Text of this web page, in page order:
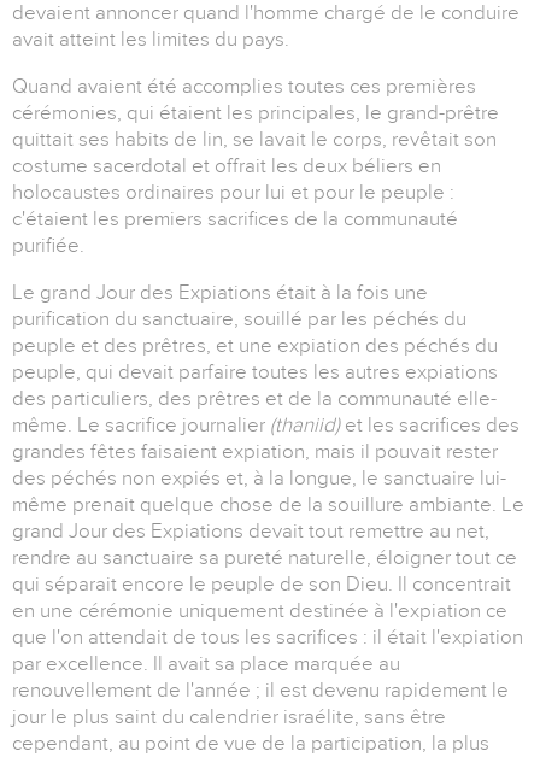
devaient annoncer quand l'homme chargé de le conduire
avait atteint les limites du pays.
Quand avaient été accomplies toutes ces premières
cérémonies, qui étaient les principales, le grand-prêtre
quittait ses habits de lin, se lavait le corps, revêtait son
costume sacerdotal et offrait les deux béliers en
holocaustes ordinaires pour lui et pour le peuple :
c'étaient les premiers sacrifices de la communauté
purifiée.
Le grand Jour des Expiations était à la fois une
purification du sanctuaire, souillé par les péchés du
peuple et des prêtres, et une expiation des péchés du
peuple, qui devait parfaire toutes les autres expiations
des particuliers, des prêtres et de la communauté elle-
même. Le sacrifice journalier (thaniid) et les sacrifices des
grandes fêtes faisaient expiation, mais il pouvait rester
des péchés non expiés et, à la longue, le sanctuaire lui-
même prenait quelque chose de la souillure ambiante. Le
grand Jour des Expiations devait tout remettre au net,
rendre au sanctuaire sa pureté naturelle, éloigner tout ce
qui séparait encore le peuple de son Dieu. Il concentrait
en une cérémonie uniquement destinée à l'expiation ce
que l'on attendait de tous les sacrifices : il était l'expiation
par excellence. Il avait sa place marquée au
renouvellement de l'année ; il est devenu rapidement le
jour le plus saint du calendrier israélite, sans être
cependant, au point de vue de la participation, la plus